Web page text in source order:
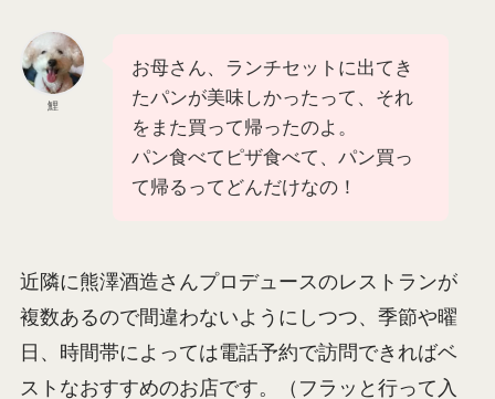
鯉
お母さん、ランチセットに出てき
たパンが美味しかったって、それ
をまた買って帰ったのよ。
パン食べてピザ食べて、パン買っ
て帰るってどんだけなの！
近隣に熊澤酒造さんプロデュースのレストランが
複数あるので間違わないようにしつつ、季節や曜
日、時間帯によっては電話予約で訪問できればベ
ストなおすすめのお店です。（フラッと行って入